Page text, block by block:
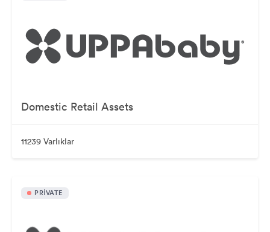
Domestic Retail Assets
11239 Varlıklar
PRIVATE